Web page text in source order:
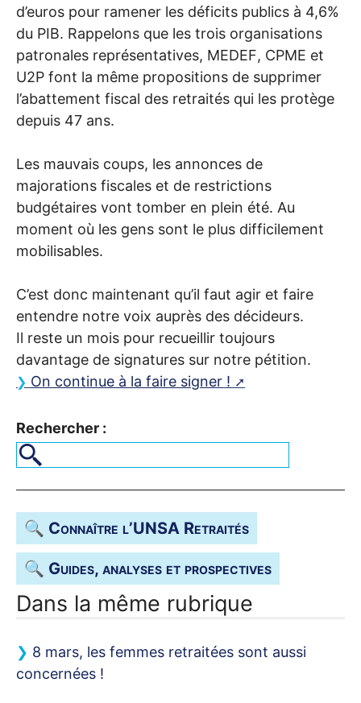
d’euros pour ramener les déficits publics à 4,6%
du PIB. Rappelons que les trois organisations
patronales représentatives, MEDEF, CPME et
U2P font la même propositions de supprimer
l’abattement fiscal des retraités qui les protège
depuis 47 ans.
Les mauvais coups, les annonces de
majorations fiscales et de restrictions
budgétaires vont tomber en plein été. Au
moment où les gens sont le plus difficilement
mobilisables.
C’est donc maintenant qu’il faut agir et faire
entendre notre voix auprès des décideurs.
Il reste un mois pour recueillir toujours
davantage de signatures sur notre pétition.
On continue à la faire signer !
Rechercher :
🔍 Connaître l’UNSA Retraités
🔍 Guides, analyses et prospectives
Dans la même rubrique
8 mars, les femmes retraitées sont aussi
concernées !